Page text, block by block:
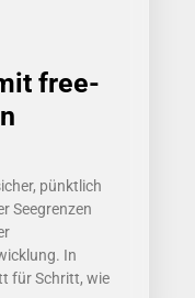
free-
pünktlich
Seegrenzen
In
für Schritt, wie